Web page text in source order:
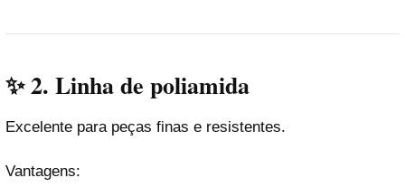
✨ 2. Linha de poliamida
Excelente para peças finas e resistentes.
Vantagens: